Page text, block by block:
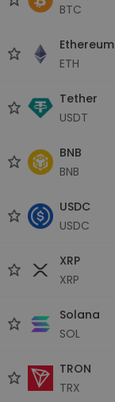
BTC
Ethereum
ETH
Tether
USDT
BNB
BNB
USDC
USDC
XRP
XRP
Solana
SOL
TRON
TRX